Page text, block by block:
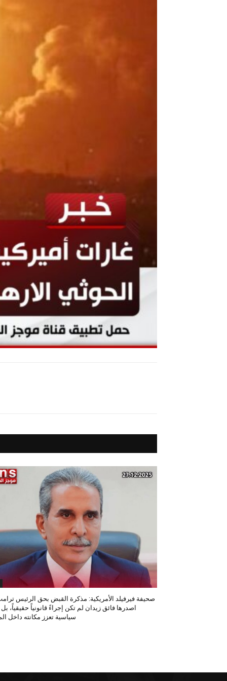
صحيفة فيرفيلد الأمريكية: مذكرة القبض بحق الرئيس
اصدرها فائق زيدان لم تكن إجراءً قانونياً حقيقياً،
سياسية تعزز مكانته داخل